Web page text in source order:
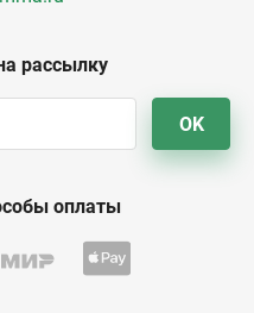
рассылку
OK
оплаты